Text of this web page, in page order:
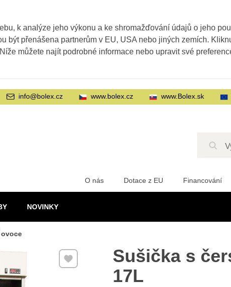
NOVINKY
O nás Dotace z EU Financování
info@bolex.cz www.bolex.cz www.Bolex.sk
Sušička s
17L
Přidat k Oblíbeným
k analýze jeho výkonu a ke shromažďování údajů o jeho
být přenášena partnerům v EU, USA nebo jiných zemích.
můžete najít podrobné informace nebo upravit své